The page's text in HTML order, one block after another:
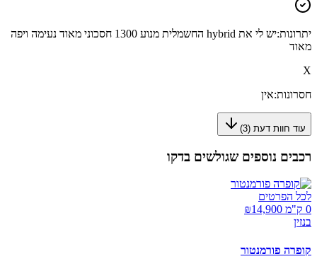
יתרונות:
יש לי את hybrid החשמלית מנוע 1300 חסכוני מאוד נעימה ויפה
מאוד
X
חסרונות:אין
עוד חוות דעת (3
)
רכבים נוספים שגולשים בדקו
לכל הפרטים
0 ק"מ ₪
14,900
בנזין
קופרה פורמנטור